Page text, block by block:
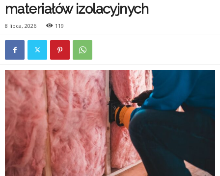
materiałów izolacyjnych
8 lipca, 2026 119